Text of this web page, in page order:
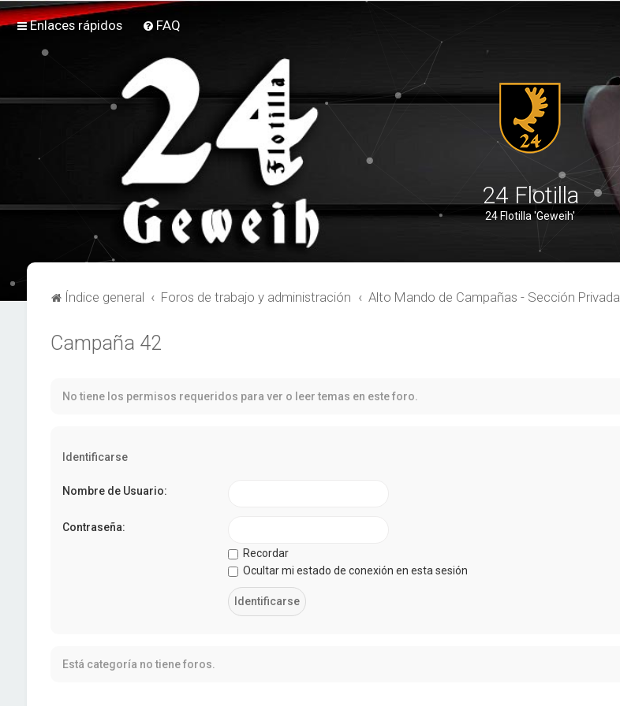
Enlaces rápidos FAQ
24 Flotilla
24 Flotilla 'Geweih'
Índice general Foros de trabajo y administración Alto Mando de Campañas - Sección Privada
Campaña 42
No tiene los permisos requeridos para ver o leer temas en este foro.
Identificarse
Nombre de Usuario:
Contraseña:
Recordar
Ocultar mi estado de conexión en esta sesión
Está categoría no tiene foros.